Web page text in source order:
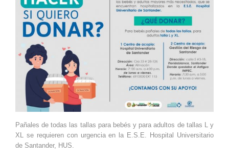
Pañales de todas las tallas para bebés y para adultos de tallas L y
XL se requieren con urgencia en la E.S.E. Hospital Universitario
de Santander, HUS.